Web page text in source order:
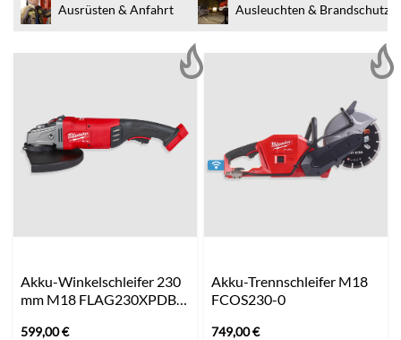
Ausrüsten & Anfahrt
Ausleuchten & Brandschutz
Akku-Winkelschleifer 230
mm M18 FLAG230XPDB-
599,00€
Akku-Trennschleifer M18
FCOS230-0
749,00€